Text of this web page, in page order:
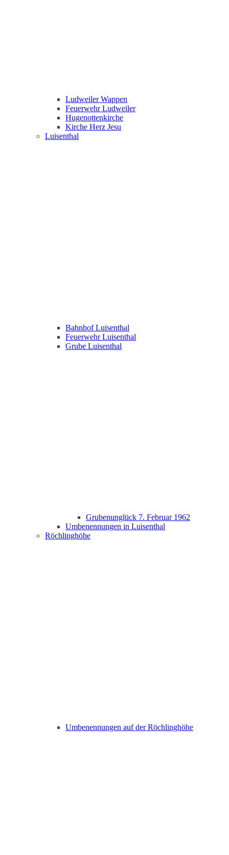
Ludweiler Wappen
Feuerwehr Ludweiler
Hugenottenkirche
Kirche Herz Jesu
Luisenthal
Bahnhof Luisenthal
Feuerwehr Luisenthal
Grube Luisenthal
Grubenunglück 7. Februar 1962
Umbenennungen in Luisenthal
Röchlinghöhe
Umbenennungen auf der Röchlinghöhe